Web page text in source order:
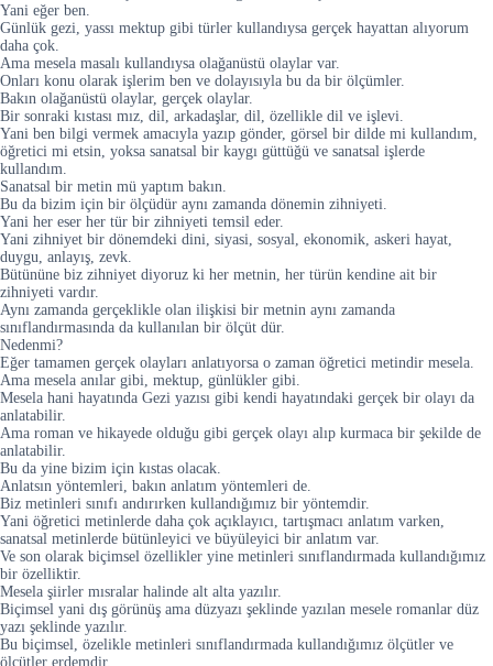
Yani eğer ben.
Günlük gezi, yassı mektup gibi türler kullandıysa gerçek hayattan alıyorum
daha çok.
Ama mesela masalı kullandıysa olağanüstü olaylar var.
Onları konu olarak işlerim ben ve dolayısıyla bu da bir ölçümler.
Bakın olağanüstü olaylar, gerçek olaylar.
Bir sonraki kıstası mız, dil, arkadaşlar, dil, özellikle dil ve işlevi.
Yani ben bilgi vermek amacıyla yazıp gönder, görsel bir dilde mi kullandım,
öğretici mi etsin, yoksa sanatsal bir kaygı güttüğü ve sanatsal işlerde
kullandım.
Sanatsal bir metin mü yaptım bakın.
Bu da bizim için bir ölçüdür aynı zamanda dönemin zihniyeti.
Yani her eser her tür bir zihniyeti temsil eder.
Yani zihniyet bir dönemdeki dini, siyasi, sosyal, ekonomik, askeri hayat,
duygu, anlayış, zevk.
Bütününe biz zihniyet diyoruz ki her metnin, her türün kendine ait bir
zihniyeti vardır.
Aynı zamanda gerçeklikle olan ilişkisi bir metnin aynı zamanda
sınıflandırmasında da kullanılan bir ölçüt dür.
Nedenmi?
Eğer tamamen gerçek olayları anlatıyorsa o zaman öğretici metindir mesela.
Ama mesela anılar gibi, mektup, günlükler gibi.
Mesela hani hayatında Gezi yazısı gibi kendi hayatındaki gerçek bir olayı da
anlatabilir.
Ama roman ve hikayede olduğu gibi gerçek olayı alıp kurmaca bir şekilde de
anlatabilir.
Bu da yine bizim için kıstas olacak.
Anlatsın yöntemleri, bakın anlatım yöntemleri de.
Biz metinleri sınıfı andırırken kullandığımız bir yöntemdir.
Yani öğretici metinlerde daha çok açıklayıcı, tartışmacı anlatım varken,
sanatsal metinlerde bütünleyici ve büyüleyici bir anlatım var.
Ve son olarak biçimsel özellikler yine metinleri sınıflandırmada kullandığımız
bir özelliktir.
Mesela şiirler mısralar halinde alt alta yazılır.
Biçimsel yani dış görünüş ama düzyazı şeklinde yazılan mesele romanlar düz
yazı şeklinde yazılır.
Bu biçimsel, özelikle metinleri sınıflandırmada kullandığımız ölçütler ve
ölçütler erdemdir.